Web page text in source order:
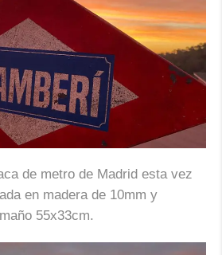
de metro de Madrid esta vez
en madera de 10mm y
55x33cm.